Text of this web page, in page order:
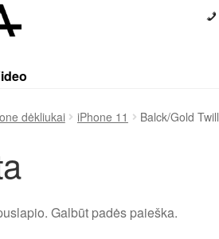
dėkliukai iPhone 11 Balck/Gold Twill
Galbūt padės paieška.